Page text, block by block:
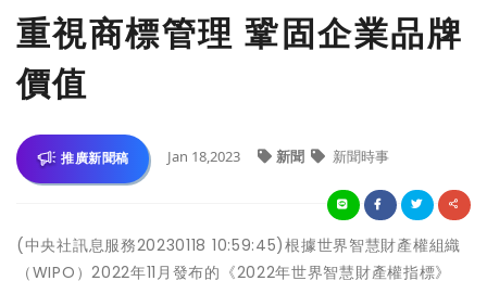
重視商標管理 鞏固企業品牌
價值
推廣新聞稿 Jan 18,2023 新聞 新聞時事
(中央社訊息服務20230118 10:59:45)根據世界智慧財產權組織
（WIPO）2022年11月發布的《2022年世界智慧財產權指標》